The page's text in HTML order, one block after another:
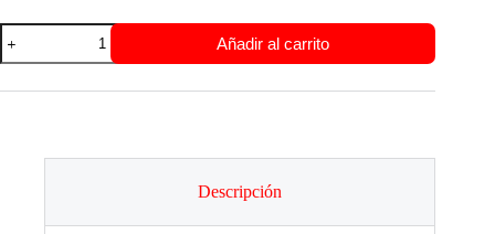
TORPEDO
VERSA
200
XLAB
Añadir al carrito
Descripción